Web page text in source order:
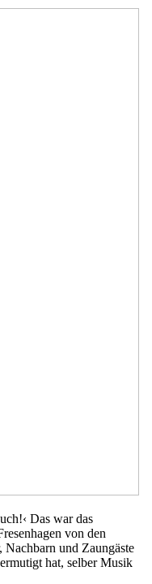
Das war das
von den
Nachbarn und Zaungäste
hat, selber Musik